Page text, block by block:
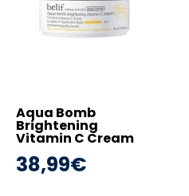
Aqua Bomb
Brightening
Vitamin C Cream
38,99€